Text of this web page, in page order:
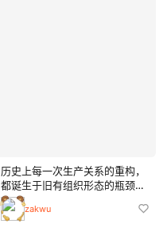
历史上每一次生产关系的重构，
都诞生于旧有组织形态的瓶颈与
新技术力量的碰撞。 而今天，随
着Agent、OpenClaw等基础设
zakwu